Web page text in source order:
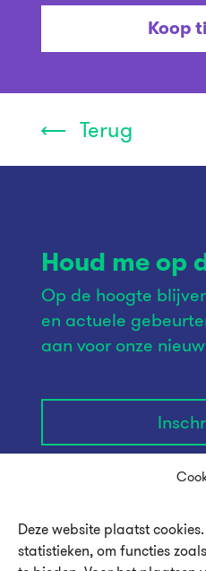
Deze website plaatst
statistieken, om functies
Koop
Terug
Houd me op
Op de hoogte
en actuele
aan voor onze